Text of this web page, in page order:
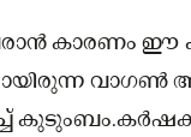
കാരണം
വാഗണ്‍